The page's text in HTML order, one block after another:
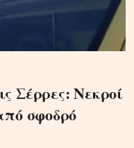
Σέρρες: Νεκροί
σφοδρό